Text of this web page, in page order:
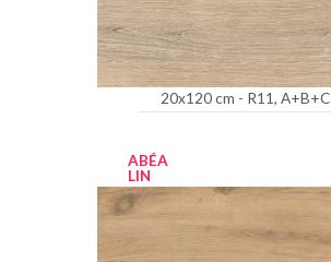
20x120 cm - R11, A+B+C
ABÉA
LIN